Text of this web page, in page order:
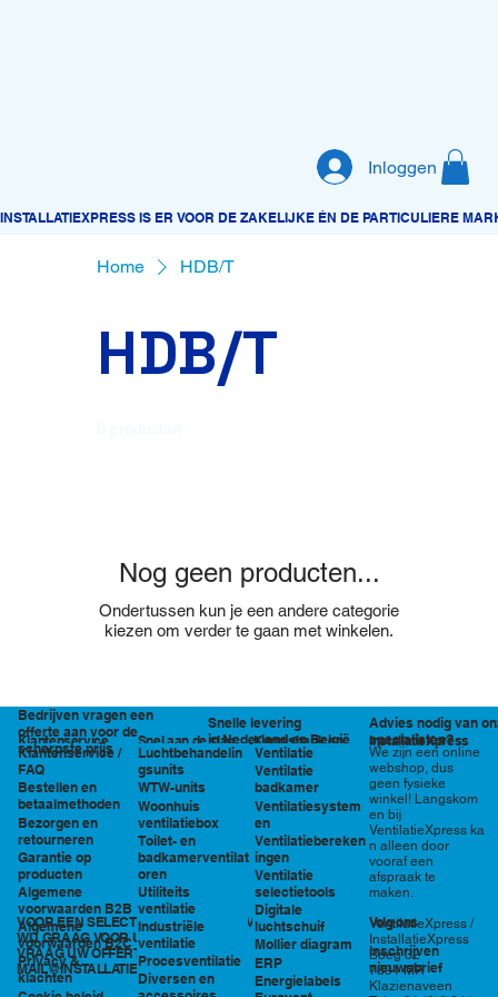
Inloggen
Home HDB/T
HDB/T
Nog geen producten...
Ondertussen kun je een andere categorie
kiezen om verder te gaan met winkelen.
Klantenservice
Klantenservice /
FAQ
Bestellen en
betaalmethoden
Bezorgen en
retourneren
Garantie op
producten
Algemene
voorwaarden B2B
Algemene
voorwaarden B2C
Privacy &
klachten
VOOR EEN SELECTIE EN PRIJSOPGAVE STAAN
WIJ GRAAG VOOR U KLAAR!
VRAAG UW OFFERTE AAN VIA
MAIL@INSTALLATIEXPRESS.NL
Bedrijven vragen een
offerte aan voor de
scherpste prijs
Snelle levering
in Nederland en België
Advies nodig van
specialisten?
Snel aan de slag
Luchtbehandelin
gsunits
WTW-units
Woonhuis
ventilatiebox
Toilet- en
badkamerventilat
oren
Utiliteits
ventilatie
Industriële
ventilatie
Procesventilatie
Diversen en
Kennisbank en
tools
Ventilatie
Ventilatie
badkamer
Ventilatiesystem
en
Ventilatiebereken
ingen
Ventilatie
selectietools
Digitale
luchtschuif
Mollier diagram
ERP
Energielabels
We zijn een online
webshop, dus
geen fysieke
winkel! Langskom
en bij
VentilatieXpress ka
n alleen door
vooraf een
afspraak te
maken.
VentilatieXpress /
InstallatieXpress
Boeg 32
7891 MR
Klazienaveen
InstallatieXpress
Volg ons
Inschrijven
nieuwsbrief